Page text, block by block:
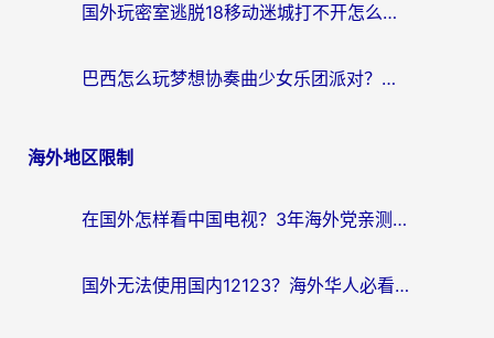
国外玩密室逃脱18移动迷城打不开怎么办？海外玩家亲测有效的解决指南
巴西怎么玩梦想协奏曲少女乐团派对？海外党必看的国服游戏加速全攻略（附波兰天涯明月刀实用技巧）
海外地区限制
在国外怎样看中国电视？3年海外党亲测有效的追剧加速器指南
国外无法使用国内12123？海外华人必看：选对回国加速器，解决迪拜语音+12123访问难题